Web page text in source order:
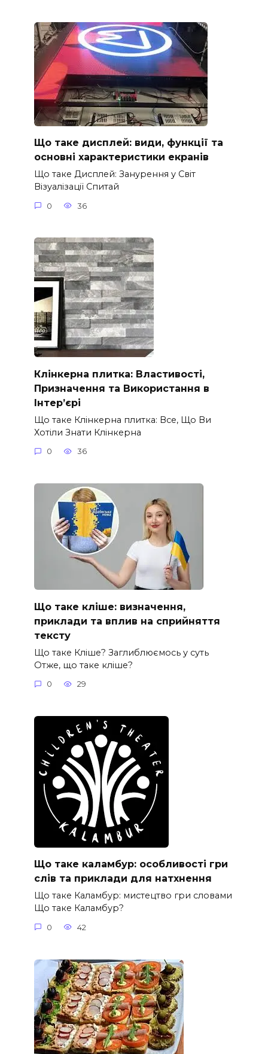
Що таке дисплей: види, функції та
основні характеристики екранів
Що таке Дисплей: Занурення у Світ
Візуалізації Спитай
0 36
Клінкерна плитка: Властивості,
Призначення та Використання в
Інтер’єрі
Що таке Клінкерна плитка: Все, Що Ви
Хотіли Знати Клінкерна
0 36
Що таке кліше: визначення,
приклади та вплив на сприйняття
тексту
Що таке Кліше? Заглиблюємось у суть
Отже, що таке кліше?
0 29
Що таке каламбур: особливості гри
слів та приклади для натхнення
Що таке Каламбур: мистецтво гри словами
Що таке Каламбур?
0 42